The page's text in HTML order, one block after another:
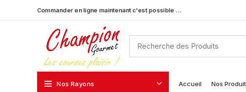
Commander en ligne maintenant c'est possible …
Nos Rayons Accueil Nos